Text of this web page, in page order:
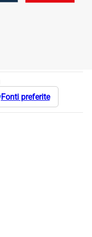
Fonti preferite